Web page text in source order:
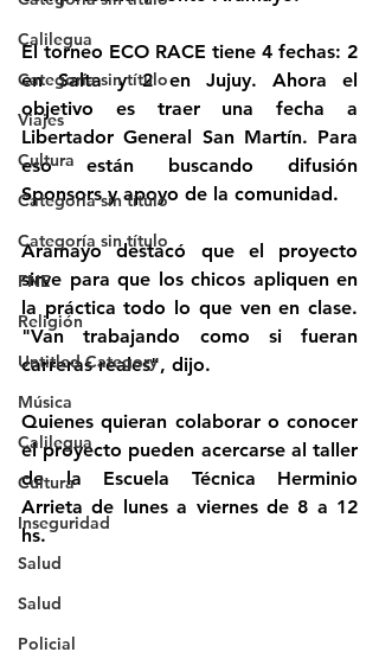
Calilegua
Categoría sin título
Viajes
Cultura
Categoría sin título
Categoría sin título
FNE
Religión
Untitled Category
Música
Calilegua
Cultura
Inseguridad
Salud
Salud
Policial
El torneo ECO RACE tiene 4 fechas: 2
en Salta y 2 en Jujuy. Ahora el
objetivo es traer una fecha a
Libertador General San Martín. Para
eso están buscando difusión
Sponsors y apoyo de la comunidad.
Aramayo destacó que el proyecto
sirve para que los chicos apliquen en
la práctica todo lo que ven en clase.
"Van trabajando como si fueran
carreras reales", dijo.
Quienes quieran colaborar o conocer
el proyecto pueden acercarse al taller
de la Escuela Técnica Herminio
Arrieta de lunes a viernes de 8 a 12
hs.